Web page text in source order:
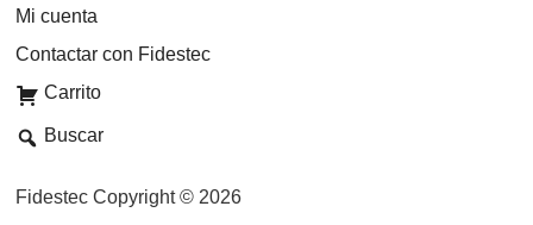
Mi cuenta
Contactar con Fidestec
Carrito
Buscar
Fidestec Copyright © 2026